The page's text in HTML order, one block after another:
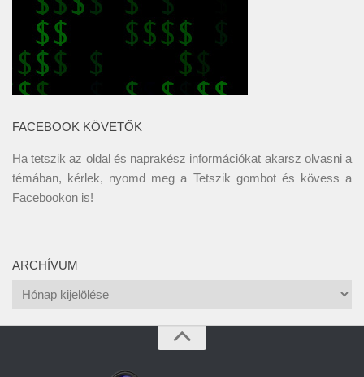
FACEBOOK KÖVETŐK
Ha tetszik az oldal és naprakész információkat akarsz olvasni a
témában, kérlek, nyomd meg a Tetszik gombot és kövess a
Facebookon is!
ARCHÍVUM
Archívum